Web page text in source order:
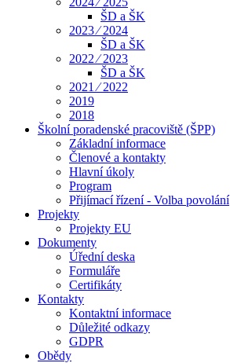
ŠD a ŠK
2023 ⁄ 2024
ŠD a ŠK
2022 ⁄ 2023
ŠD a ŠK
2021 ⁄ 2022
2019
2018
Školní poradenské pracoviště (ŠPP)
Základní informace
Členové a kontakty
Hlavní úkoly
Program
Přijímací řízení - Volba povolání
Projekty
Projekty EU
Dokumenty
Úřední deska
Formuláře
Certifikáty
Kontakty
Kontaktní informace
Důležité odkazy
GDPR
Obědy